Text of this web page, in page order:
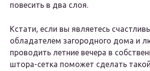
повесить в два слоя.
Кстати, если вы являетесь
обладателем загородного дома и
проводить летние вечера в
штора-сетка поможет сделать